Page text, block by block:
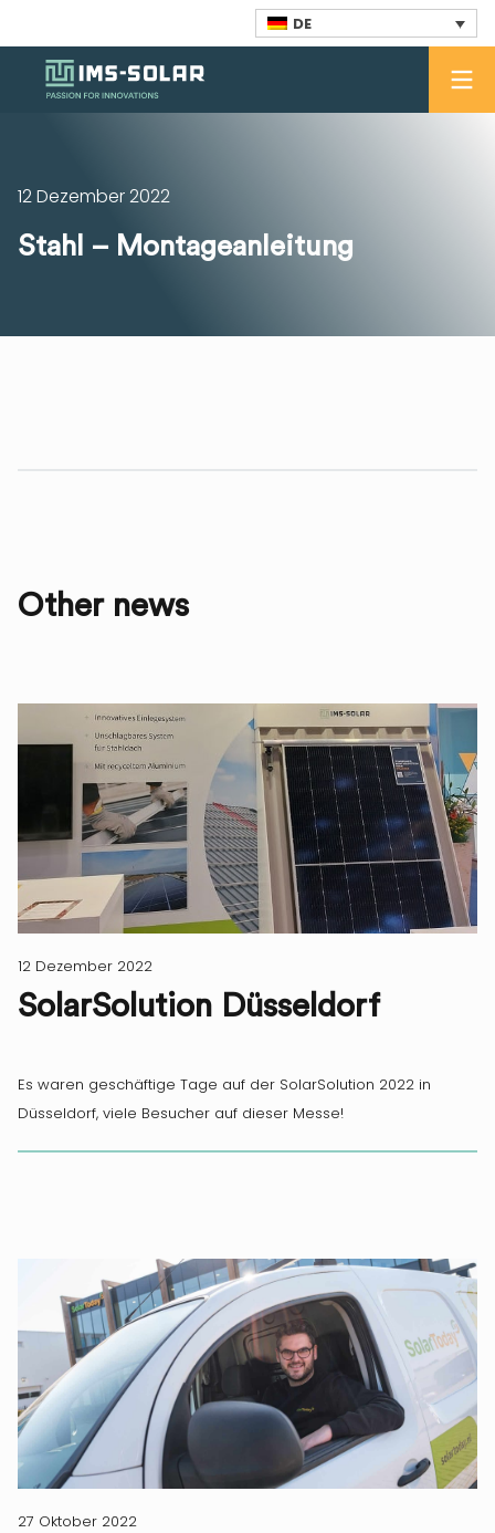
DE
12 Dezember 2022
Stahl – Montageanleitung
Other news
12 Dezember 2022
SolarSolution Düsseldorf
Es waren geschäftige Tage auf der SolarSolution 2022 in
Düsseldorf, viele Besucher auf dieser Messe!
27 Oktober 2022